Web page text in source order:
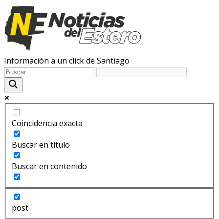
Información a un click de Santiago
Coincidencia exacta
Buscar en título
Buscar en contenido
post